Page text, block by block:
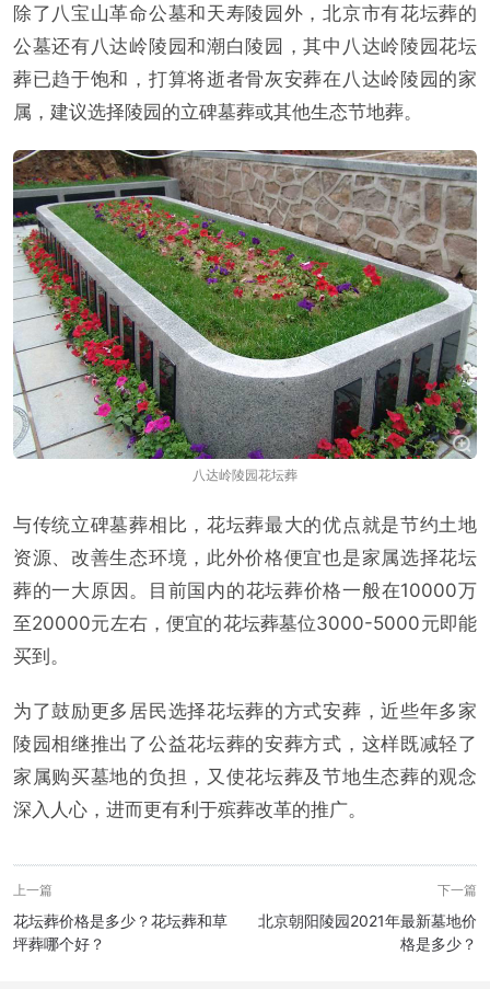
除了八宝山革命公墓和天寿陵园外，北京市有花坛葬的
公墓还有八达岭陵园和潮白陵园，其中八达岭陵园花坛
葬已趋于饱和，打算将逝者骨灰安葬在八达岭陵园的家
属，建议选择陵园的立碑墓葬或其他生态节地葬。
八达岭陵园花坛葬
与传统立碑墓葬相比，花坛葬最大的优点就是节约土地
资源、改善生态环境，此外价格便宜也是家属选择花坛
葬的一大原因。目前国内的花坛葬价格一般在10000万
至20000元左右，便宜的花坛葬墓位3000-5000元即能
买到。
为了鼓励更多居民选择花坛葬的方式安葬，近些年多家
陵园相继推出了公益花坛葬的安葬方式，这样既减轻了
家属购买墓地的负担，又使花坛葬及节地生态葬的观念
深入人心，进而更有利于殡葬改革的推广。
上一篇
花坛葬价格是多少？花坛葬和草
坪葬哪个好？
下一篇
北京朝阳陵园2021年最新墓地价
格是多少？